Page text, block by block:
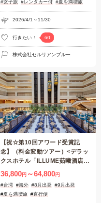
#女子旅 #レンタカー付 #夏を満喫旅
2026/4/1～11/30
行きたい！ 60
株式会社セルリアンブルー
【祝☆第10回アワード受賞記
念】（料金変動ツアー）<デラッ
クスホテル「ILLUME茹曦酒店
>【往復航空券+デラックスホテ
ル2泊（朝食付）】台湾・台北3
日間♪◎Peachで行く！台湾フリ
ープラン♪
36,800円～64,800円
#台湾 #海外 #8月出発 #9月出発
#夏を満喫旅 #直行便